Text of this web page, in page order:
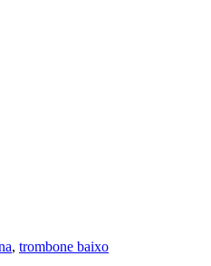
, trombone baixo